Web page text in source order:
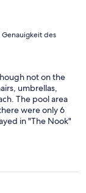
des
not on the
umbrellas,
The pool area
were only 6
in "The Nook"